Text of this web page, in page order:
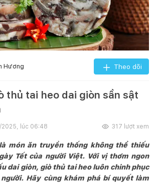
Hương Theo dõi
thủ tai heo dai giòn sần sật
2025, lúc 06:48 317 lượt xem
món ăn truyền thống không thể thiếu
Tết của người Việt. Với vị thơm ngon
dai giòn, giò thủ tai heo luôn chinh phục
Hãy cùng khám phá bí quyết làm